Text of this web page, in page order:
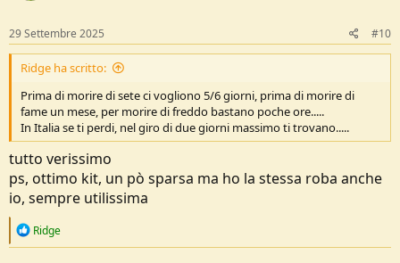
s
:
29 Settembre 2025 #10
Ridge ha scritto:
Prima di morire di sete ci vogliono 5/6 giorni, prima di morire di
fame un mese, per morire di freddo bastano poche ore.....
In Italia se ti perdi, nel giro di due giorni massimo ti trovano.....
tutto verissimo
ps, ottimo kit, un pò sparsa ma ho la stessa roba anche
io, sempre utilissima
R
Ridge